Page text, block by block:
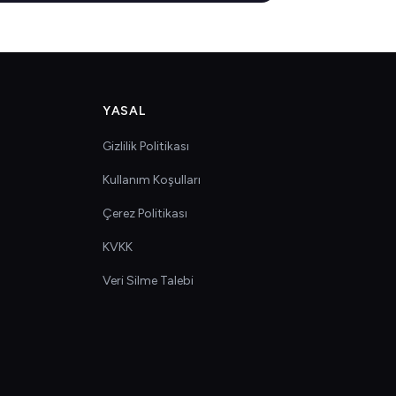
YASAL
Gizlilik Politikası
Kullanım Koşulları
Çerez Politikası
KVKK
Veri Silme Talebi